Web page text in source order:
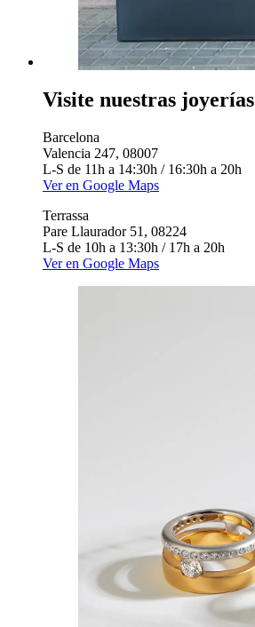
Visite nuestras joyerías
Barcelona
Valencia 247, 08007
L-S de 11h a 14:30h / 16:30h a 20h
Ver en Google Maps
Terrassa
Pare Llaurador 51, 08224
L-S de 10h a 13:30h / 17h a 20h
Ver en Google Maps